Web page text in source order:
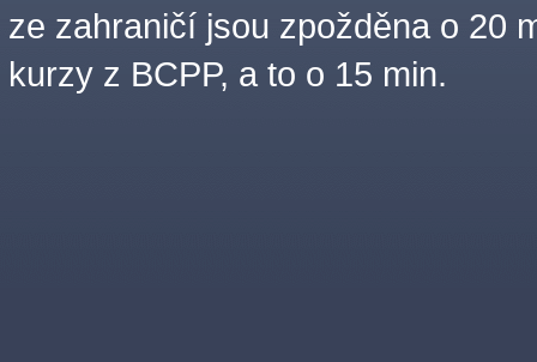
ze zahraničí jsou zpožděna o 20
kurzy z BCPP, a to o 15 min.